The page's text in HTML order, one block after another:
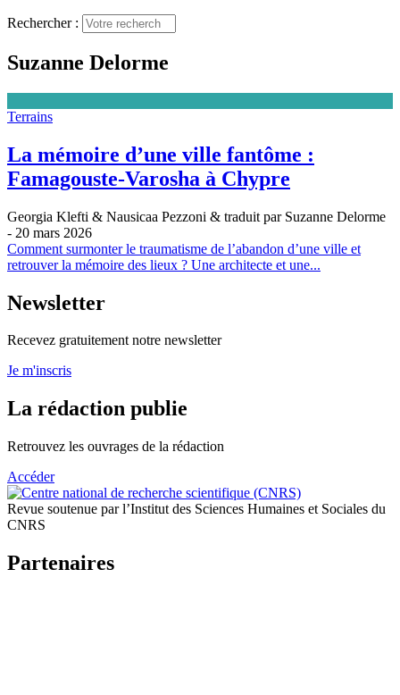
Rechercher :
Suzanne Delorme
Terrains
La mémoire d’une ville fantôme :
Famagouste-Varosha à Chypre
Georgia Klefti & Nausicaa Pezzoni & traduit par Suzanne Delorme
- 20 mars 2026
Comment surmonter le traumatisme de l’abandon d’une ville et
retrouver la mémoire des lieux ? Une architecte et une...
Newsletter
Recevez gratuitement notre newsletter
Je m'inscris
La rédaction publie
Retrouvez les ouvrages de la rédaction
Accéder
Revue soutenue par l’Institut des Sciences Humaines et Sociales du
CNRS
Partenaires